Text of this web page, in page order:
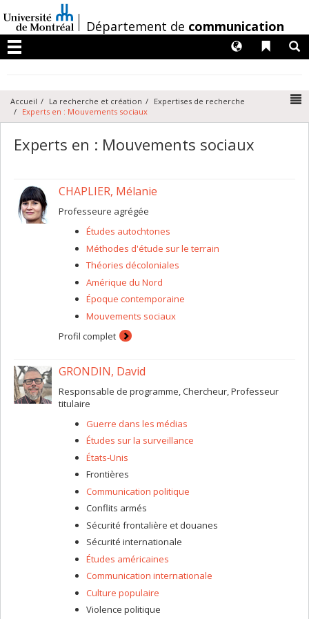
au
contenu
/Département de communication
Menu
Liens
Langues
Accueil La recherche et création
Expertises de recherche
Experts en : Mouvements sociaux
Experts en : Mouvements sociaux
CHAPLIER, Mélanie
Professeure agrégée
Études autochtones
Méthodes d'étude sur le terrain
Théories décoloniales
Amérique du Nord
Époque contemporaine
Mouvements sociaux
Profil complet
GRONDIN, David
Responsable de programme, Chercheur, Professeur
titulaire
Guerre dans les médias
Études sur la surveillance
États-Unis
Frontières
Communication politique
Conflits armés
Sécurité frontalière et douanes
Sécurité internationale
Études américaines
Communication internationale
Culture populaire
Violence politique